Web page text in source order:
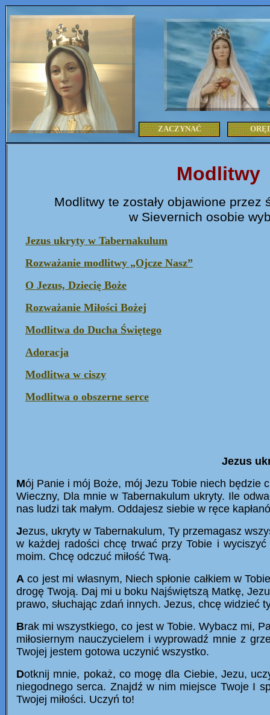
ZACZYNAĆ
Modlitwy
Modlitwy te zostały objawione przez
w Sievernich osobie
Jezus ukryty w Tabernakulum
Rozważanie modlitwy „Ojcze Nasz”
O Jezus, Dziecię Boże
Rozważanie Miłości Bożej
Modlitwa do Ducha Świętego
Adoracja
Modlitwa w ciszy
Modlitwa o obszerne serce
Jezus
Mój Panie i mój Boże, mój Jezu Tobie niech będzie
Wieczny, Dla mnie w Tabernakulum ukryty. Ile
nas ludzi tak małym. Oddajesz siebie w ręce
Jezus, ukryty w Tabernakulum, Ty przemagasz
w każdej radości chcę trwać przy Tobie i
moim. Chcę odczuć miłość Twą.
A co jest mi własnym, Niech spłonie całkiem w
drogę Twoją. Daj mi u boku Najświętszą Matkę,
prawo, słuchając zdań innych. Jezus, chcę widzieć
Brak mi wszystkiego, co jest w Tobie. Wybacz mi,
miłosiernym nauczycielem i wyprowadź mnie z
Twojej jestem gotowa uczynić wszystko.
Dotknij mnie, pokaż, co mogę dla Ciebie, Jezu,
niegodnego serca. Znajdź w nim miejsce Twoje I
Twojej miłości. Uczyń to!